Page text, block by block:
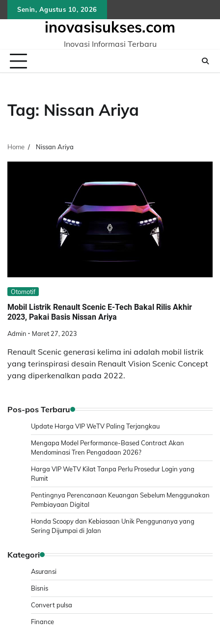
to
Senin, Agustus 10, 2026
inovasisukses.com
Inovasi Informasi Terbaru
Tag: Nissan Ariya
Home Nissan Ariya
Otomotif
Mobil Listrik Renault Scenic E-Tech Bakal Rilis Akhir
2023, Pakai Basis Nissan Ariya
Admin Maret 27, 2023
Renault Scenic generasi kelima ini adalah mobil listrik
yang terinspirasi desain Renault Vision Scenic Concept
yang diperkenalkan pada 2022.
Pos-pos Terbaru
Update Harga VIP WeTV Paling Terjangkau
Mengapa Model Performance-Based Contract Akan
Mendominasi Tren Pengadaan 2026?
Harga VIP WeTV Kilat Tanpa Perlu Prosedur Login yang
Rumit
Pentingnya Perencanaan Keuangan Sebelum Menggunakan
Pembiayaan Digital
Honda Scoopy dan Kebiasaan Unik Penggunanya yang
Sering Dijumpai di Jalan
Kategori
Asuransi
Bisnis
Convert pulsa
Finance